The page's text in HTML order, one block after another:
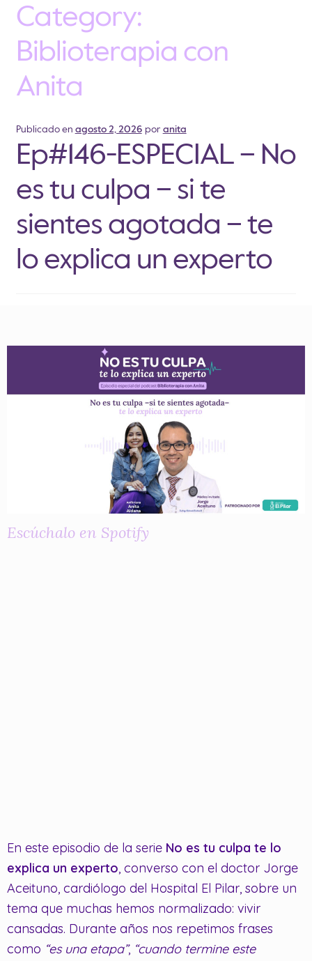
Category:
Biblioterapia con
Anita
Publicado en agosto 2, 2026 por anita
Ep#146-ESPECIAL – No
es tu culpa – si te
sientes agotada – te
lo explica un experto
Escúchalo en Spotify
En este episodio de la serie No es tu culpa te lo
explica un experto, converso con el doctor Jorge
Aceituno, cardiólogo del Hospital El Pilar, sobre un
tema que muchas hemos normalizado: vivir
cansadas. Durante años nos repetimos frases
como “es una etapa”, “cuando termine este